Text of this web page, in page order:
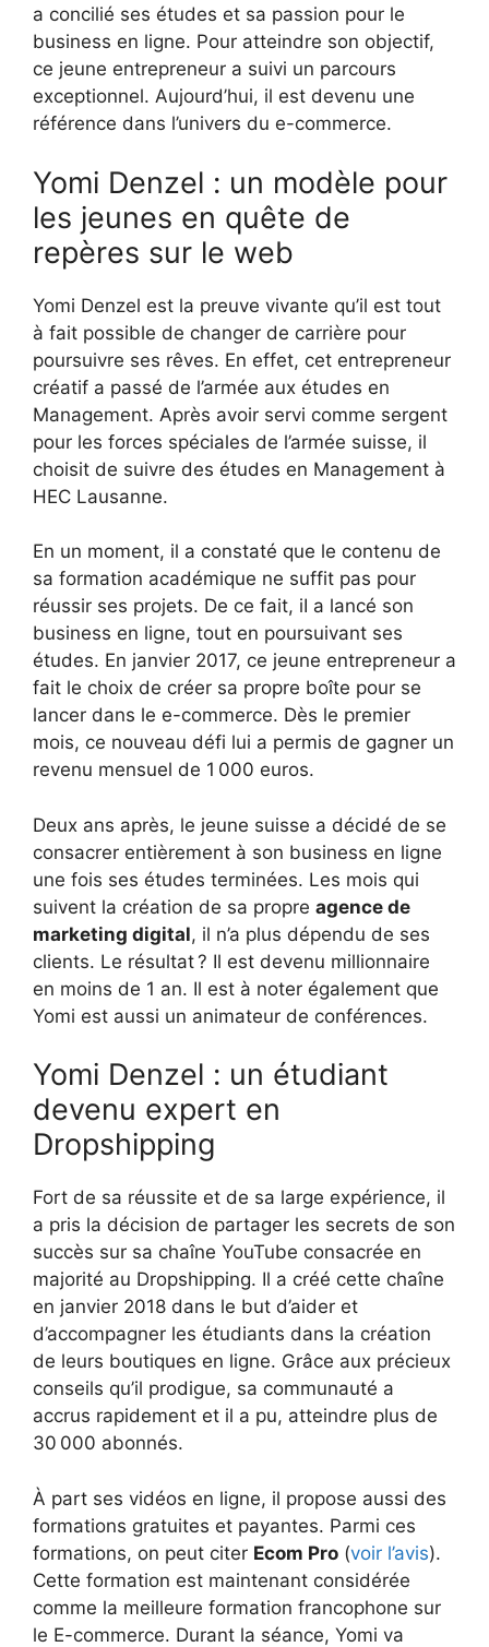
a concilié ses études et sa passion pour le
business en ligne. Pour atteindre son objectif,
ce jeune entrepreneur a suivi un parcours
exceptionnel. Aujourd’hui, il est devenu une
référence dans l’univers du e-commerce.
Yomi Denzel : un modèle pour
les jeunes en quête de
repères sur le web
Yomi Denzel est la preuve vivante qu’il est tout
à fait possible de changer de carrière pour
poursuivre ses rêves. En effet, cet entrepreneur
créatif a passé de l’armée aux études en
Management. Après avoir servi comme sergent
pour les forces spéciales de l’armée suisse, il
choisit de suivre des études en Management à
HEC Lausanne.
En un moment, il a constaté que le contenu de
sa formation académique ne suffit pas pour
réussir ses projets. De ce fait, iI a lancé son
business en ligne, tout en poursuivant ses
études. En janvier 2017, ce jeune entrepreneur a
fait le choix de créer sa propre boîte pour se
lancer dans le e-commerce. Dès le premier
mois, ce nouveau défi lui a permis de gagner un
revenu mensuel de 1 000 euros.
Deux ans après, le jeune suisse a décidé de se
consacrer entièrement à son business en ligne
une fois ses études terminées. Les mois qui
suivent la création de sa propre agence de
marketing digital, il n’a plus dépendu de ses
clients. Le résultat ? Il est devenu millionnaire
en moins de 1 an. Il est à noter également que
Yomi est aussi un animateur de conférences.
Yomi Denzel : un étudiant
devenu expert en
Dropshipping
Fort de sa réussite et de sa large expérience, il
a pris la décision de partager les secrets de son
succès sur sa chaîne YouTube consacrée en
majorité au Dropshipping. Il a créé cette chaîne
en janvier 2018 dans le but d’aider et
d’accompagner les étudiants dans la création
de leurs boutiques en ligne. Grâce aux précieux
conseils qu’il prodigue, sa communauté a
accrus rapidement et il a pu, atteindre plus de
30 000 abonnés.
À part ses vidéos en ligne, il propose aussi des
formations gratuites et payantes. Parmi ces
formations, on peut citer Ecom Pro (voir l’avis).
Cette formation est maintenant considérée
comme la meilleure formation francophone sur
le E-commerce. Durant la séance, Yomi va